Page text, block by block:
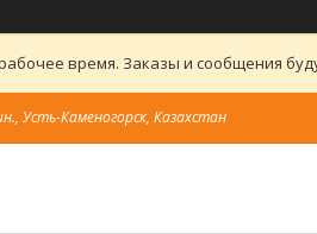
время. Заказы и сообщения
Усть-Каменогорск, Казахстан